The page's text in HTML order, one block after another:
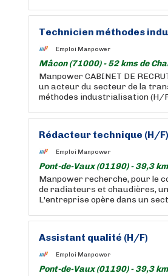
Technicien méthodes
Emploi Manpower
Mâcon (71000) - 52 kms de
Manpower CABINET DE
un acteur du secteur de la
méthodes industrialisation (H/
Rédacteur technique (H/F)
Emploi Manpower
Pont-de-Vaux (01190) - 39,3
Manpower recherche, pour le
de radiateurs et chaudières,
L'entreprise opère dans un
Assistant qualité (H/F)
Emploi Manpower
Pont-de-Vaux (01190) - 39,3